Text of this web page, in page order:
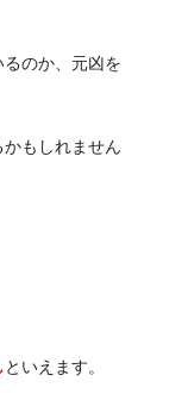
のか、元凶を
もしれません
といえます。